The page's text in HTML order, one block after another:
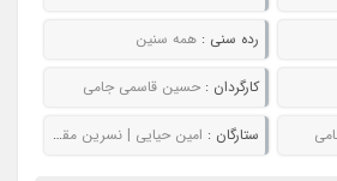
رده سنی : همه سنین
کارگردان : حسین قاسمی جامی
ستارگان : امین حیایی | نسرین مقانلو | افسانه بایگان | الهه حصاری | هادی ساعی